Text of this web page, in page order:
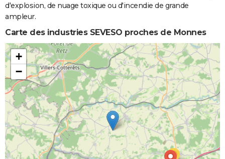
d'explosion, de nuage toxique ou d'incendie de grande
ampleur.
Carte des industries SEVESO proches de Monnes
+
−